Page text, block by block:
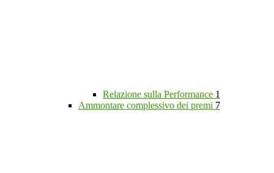
Relazione sulla Performance 1
Ammontare complessivo dei premi 7